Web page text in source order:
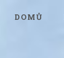
DOMŮ